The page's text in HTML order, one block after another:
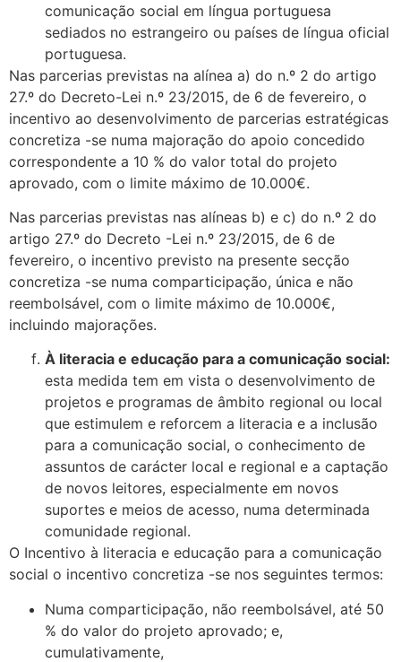
comunicação social em língua portuguesa
sediados no estrangeiro ou países de língua oficial
portuguesa.
Nas parcerias previstas na alínea a) do n.º 2 do artigo
27.º do Decreto-Lei n.º 23/2015, de 6 de fevereiro, o
incentivo ao desenvolvimento de parcerias estratégicas
concretiza -se numa majoração do apoio concedido
correspondente a 10 % do valor total do projeto
aprovado, com o limite máximo de 10.000€.
Nas parcerias previstas nas alíneas b) e c) do n.º 2 do
artigo 27.º do Decreto -Lei n.º 23/2015, de 6 de
fevereiro, o incentivo previsto na presente secção
concretiza -se numa comparticipação, única e não
reembolsável, com o limite máximo de 10.000€,
incluindo majorações.
À literacia e educação para a comunicação social:
esta medida tem em vista o desenvolvimento de
projetos e programas de âmbito regional ou local
que estimulem e reforcem a literacia e a inclusão
para a comunicação social, o conhecimento de
assuntos de carácter local e regional e a captação
de novos leitores, especialmente em novos
suportes e meios de acesso, numa determinada
comunidade regional.
O Incentivo à literacia e educação para a comunicação
social o incentivo concretiza -se nos seguintes termos:
Numa comparticipação, não reembolsável, até 50
% do valor do projeto aprovado; e,
cumulativamente,